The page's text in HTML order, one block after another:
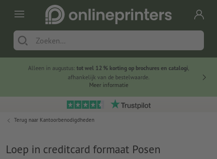
Alleen in augustus: tot wel 12 % korting op brochures en catalogi,
afhankelijk van de bestelwaarde.
Meer informatie
Terug naar Kantoorbenodigdheden
Loep in creditcard formaat Posen